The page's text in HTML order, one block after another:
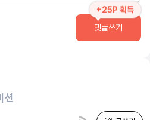
+25P 획득
댓글쓰기
션